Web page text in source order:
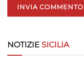
NOTIZIE SICILIA